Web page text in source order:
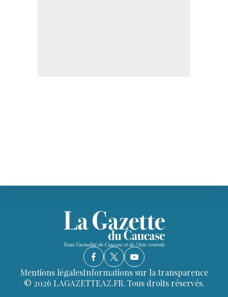
Mentions légalesInformations sur la transparence
© 2026 LAGAZETTEAZ.FR. Tous droits réservés.